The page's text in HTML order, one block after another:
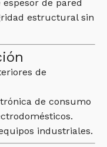
de pared
estructural sin
de
de consumo
industriales.